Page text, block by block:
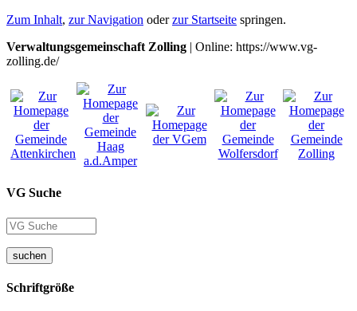
Zum Inhalt, zur Navigation oderzur Startseite springen.
Verwaltungsgemeinschaft Zolling | Online: https://www.vg-
zolling.de/
VG Suche
suchen
Schriftgröße